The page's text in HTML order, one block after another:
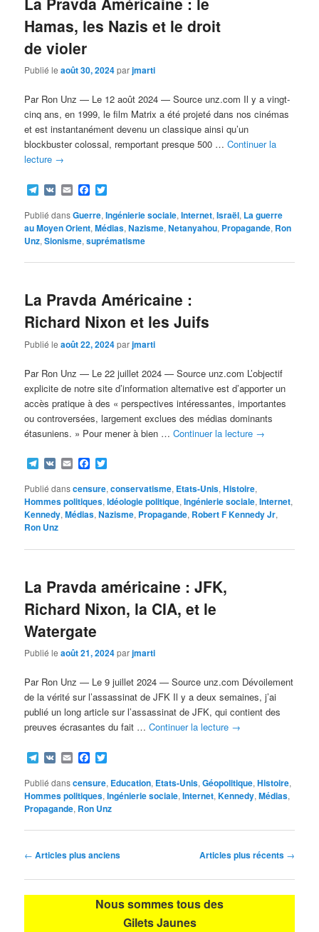
Hamas, les Nazis et le droit
de violer
Publié leaoût 30, 2024parjmarti
Par Ron Unz — Le 12 août 2024 — Source unz.com Il y a vingt-
cinq ans, en 1999, le film Matrix a été projeté dans nos cinémas
et est instantanément devenu un classique ainsi qu’un
blockbuster colossal, remportant presque 500 …Continuer la
lecture →
Telegram
VK EmailFacebook
Publié dansGuerre,Ingénierie sociale,Internet,Israël, La guerre
au Moyen Orient,Médias,Nazisme,Netanyahou, Propagande, Ron
Unz,Sionisme,suprématisme
La Pravda Américaine :
Richard Nixon et les Juifs
Publié leaoût 22, 2024parjmarti
Par Ron Unz — Le 22 juillet 2024 — Source unz.com L’objectif
explicite de notre site d’information alternative est d’apporter un
accès pratique à des « perspectives intéressantes, importantes
ou controversées, largement exclues des médias dominants
étasuniens. » Pour mener à bien …Continuer la lecture →
Telegram
VK EmailFacebook
Publié danscensure,conservatisme, Etats-Unis,Histoire,
Hommes politiques,Idéologie politique,Ingénierie sociale,Internet,
Kennedy,Médias,Nazisme, Propagande, Robert F Kennedy Jr,
Ron Unz
La Pravda américaine : JFK,
Richard Nixon, la CIA, et le
Watergate
Publié leaoût 21, 2024parjmarti
Par Ron Unz — Le 9 juillet 2024 — Source unz.com Dévoilement
de la vérité sur l’assassinat de JFK Il y a deux semaines, j’ai
publié un long article sur l’assassinat de JFK, qui contient des
preuves écrasantes du fait …Continuer la lecture →
Telegram
VK EmailFacebook
Publié danscensure, Education, Etats-Unis,Géopolitique,Histoire,
Hommes politiques,Ingénierie sociale,Internet,Kennedy,Médias,
Propagande, Ron Unz
Navigation
articles
← Articles plus anciens Articles plus récents →
Nous sommes tous des
Gilets Jaunes